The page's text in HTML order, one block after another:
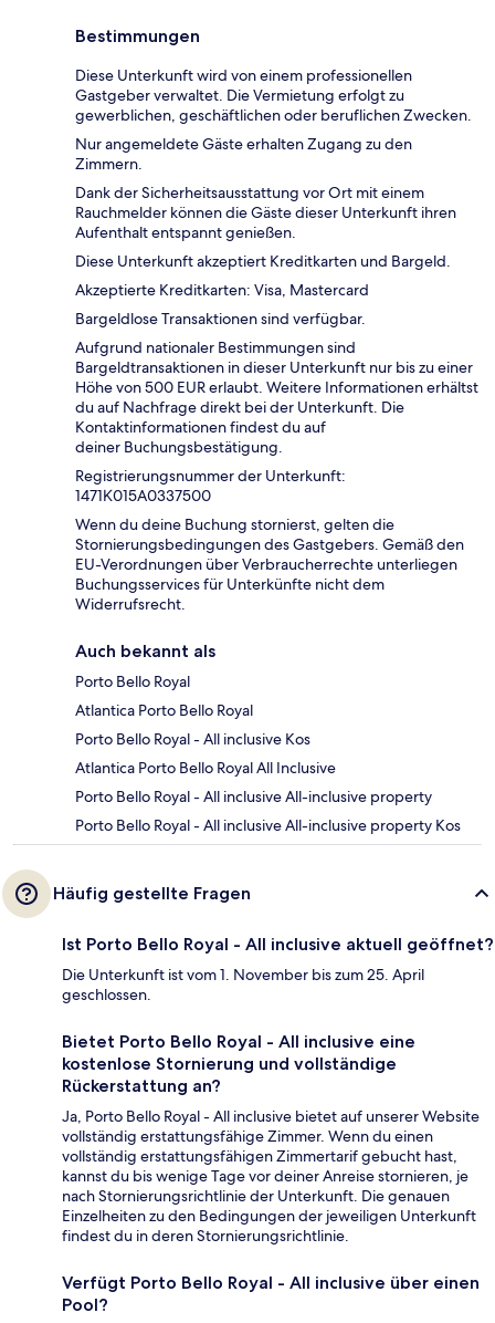
Bestimmungen
Diese Unterkunft wird von einem professionellen
Gastgeber verwaltet. Die Vermietung erfolgt zu
gewerblichen, geschäftlichen oder beruflichen Zwecken.
Nur angemeldete Gäste erhalten Zugang zu den
Zimmern.
Dank der Sicherheitsausstattung vor Ort mit einem
Rauchmelder können die Gäste dieser Unterkunft ihren
Aufenthalt entspannt genießen.
Diese Unterkunft akzeptiert Kreditkarten und Bargeld.
Akzeptierte Kreditkarten: Visa, Mastercard
Bargeldlose Transaktionen sind verfügbar.
Aufgrund nationaler Bestimmungen sind
Bargeldtransaktionen in dieser Unterkunft nur bis zu einer
Höhe von 500 EUR erlaubt. Weitere Informationen erhältst
du auf Nachfrage direkt bei der Unterkunft. Die
Kontaktinformationen findest du auf
deiner Buchungsbestätigung.
Registrierungsnummer der Unterkunft:
1471Κ015A0337500
Wenn du deine Buchung stornierst, gelten die
Stornierungsbedingungen des Gastgebers. Gemäß den
EU-Verordnungen über Verbraucherrechte unterliegen
Buchungsservices für Unterkünfte nicht dem
Widerrufsrecht.
Auch bekannt als
Porto Bello Royal
Atlantica Porto Bello Royal
Porto Bello Royal - All inclusive Kos
Atlantica Porto Bello Royal All Inclusive
Porto Bello Royal - All inclusive All-inclusive property
Porto Bello Royal - All inclusive All-inclusive property Kos
Häufig gestellte Fragen
Ist Porto Bello Royal - All inclusive aktuell geöffnet?
Die Unterkunft ist vom 1. November bis zum 25. April
geschlossen.
Bietet Porto Bello Royal - All inclusive eine
kostenlose Stornierung und vollständige
Rückerstattung an?
Ja, Porto Bello Royal - All inclusive bietet auf unserer Website
vollständig erstattungsfähige Zimmer. Wenn du einen
vollständig erstattungsfähigen Zimmertarif gebucht hast,
kannst du bis wenige Tage vor deiner Anreise stornieren, je
nach Stornierungsrichtlinie der Unterkunft. Die genauen
Einzelheiten zu den Bedingungen der jeweiligen Unterkunft
findest du in deren Stornierungsrichtlinie.
Verfügt Porto Bello Royal - All inclusive über einen
Pool?